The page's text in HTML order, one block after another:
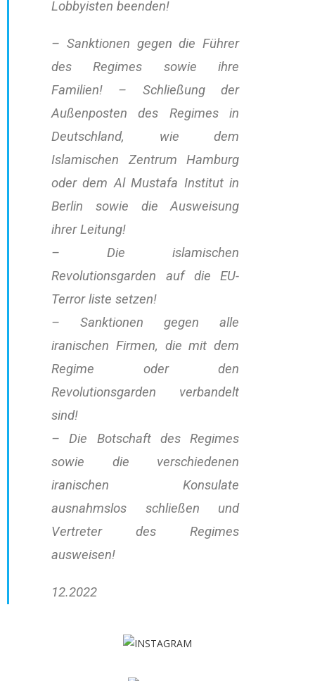
Lobbyisten beenden!
– Sanktionen gegen die Führer
des Regimes sowie ihre
Familien! – Schließung der
Außenposten des Regimes in
Deutschland, wie dem
Islamischen Zentrum Hamburg
oder dem Al Mustafa Institut in
Berlin sowie die Ausweisung
ihrer Leitung!
– Die islamischen
Revolutionsgarden auf die EU-
Terror liste setzen!
– Sanktionen gegen alle
iranischen Firmen, die mit dem
Regime oder den
Revolutionsgarden verbandelt
sind!
– Die Botschaft des Regimes
sowie die verschiedenen
iranischen Konsulate
ausnahmslos schließen und
Vertreter des Regimes
ausweisen!
12.2022